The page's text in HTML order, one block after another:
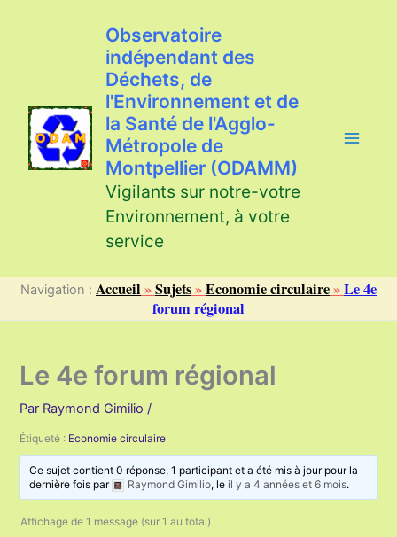
Observatoire
indépendant des
Déchets, de
l'Environnement et de
la Santé de l'Agglo-
Métropole de
Montpellier (ODAMM)
Vigilants sur notre-votre
Environnement, à votre
service
Navigation : Accueil »Sujets»Economie circulaire»Le 4e
forum régional
Le 4e forum régional
Par Raymond Gimilio/
Étiqueté : Economie circulaire
Ce sujet contient 0 réponse, 1 participant et a été mis à jour pour la
dernière fois par
Raymond Gimilio, le il y a 4 années et 6 mois.
Affichage de 1 message (sur 1 au total)